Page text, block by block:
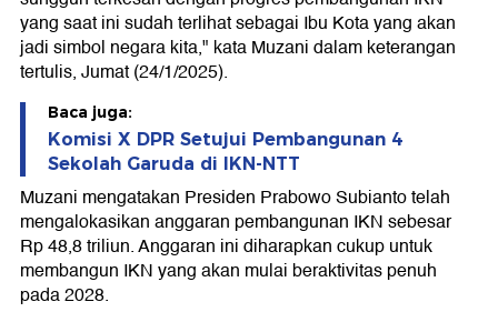
yang saat ini sudah terlihat sebagai Ibu Kota yang akan
jadi simbol negara kita," kata Muzani dalam keterangan
tertulis, Jumat (24/1/2025).
Baca juga:
Komisi X DPR Setujui Pembangunan 4
Sekolah Garuda di IKN-NTT
Muzani mengatakan Presiden Prabowo Subianto telah
mengalokasikan anggaran pembangunan IKN sebesar
Rp 48,8 triliun. Anggaran ini diharapkan cukup untuk
membangun IKN yang akan mulai beraktivitas penuh
pada 2028.